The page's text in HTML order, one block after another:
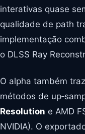
interativas quase
qualidade de path
implementação
o DLSS Ray
O alpha também
métodos de
Resolution e AMD
NVIDIA). O